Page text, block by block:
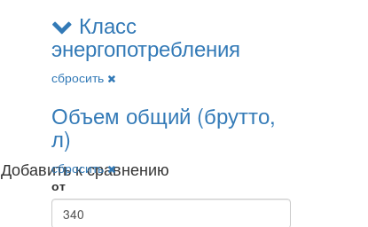
Добавить к сравнению
Класс
энергопотребления
сбросить
Объем общий (брутто,
л)
сбросить
от